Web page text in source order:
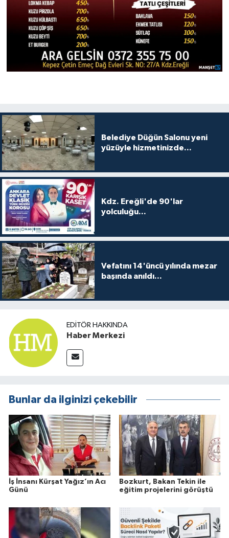
Belediye Düğün Salonu yeni
yüzüyle hizmetinizde...
Kdz. Ereğli'de 90'lar
yolculuğu...
Vefatını 14'üncü yılında mezar
başında anıldı...
EDITÖR HAKKINDA
Haber Merkezi
Bunlar da ilginizi çekebilir
İş İnsanı Kürşat Yağız’ın Acı
Günü
Bozkurt, Bakan Tekin ile
eğitim projelerini görüştü